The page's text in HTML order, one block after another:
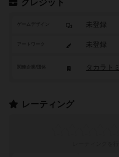
クレジット
ゲームデザイン 未登録
アートワーク 未登録
タカラト
レーティング